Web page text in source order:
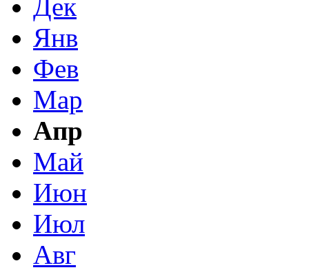
Дек
Янв
Фев
Мар
Апр
Май
Июн
Июл
Авг